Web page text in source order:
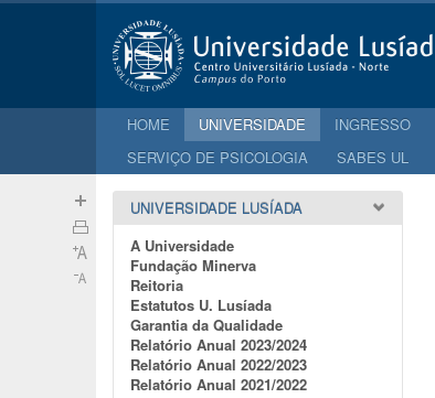
HOME UNIVERSIDADE INGRESSO
SERVIÇO DE PSICOLOGIA
SABES UL
UNIVERSIDADE LUSÍADA
A Universidade
Fundação Minerva
Reitoria
Estatutos U. Lusíada
Garantia da Qualidade
Relatório Anual 2023/2024
Relatório Anual 2022/2023
Relatório Anual 2021/2022